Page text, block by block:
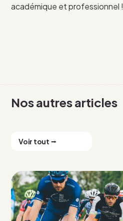
académique et professionnel !
Nos autres articles
Voir tout ⭢